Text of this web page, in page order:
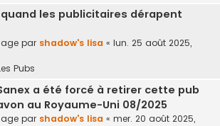
quand les publicitaires dérapent
par shadow's lisa « lun. 25 août 2025,
Pubs
a été forcé à retirer cette pub
au Royaume-Uni 08/2025
par shadow's lisa « mer. 20 août 2025,